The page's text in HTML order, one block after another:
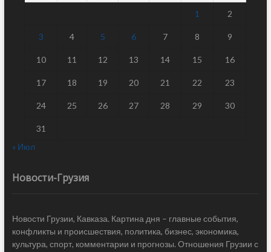
1 2
3 4 5 6 7 8 9
10 11 12 13 14 15 16
17 18 19 20 21 22 23
24 25 26 27 28 29 30
31
« Июл
Новости-Грузия
Новости Грузии, Кавказа. Картина дня – главные события,
конфликты и происшествия, политика, бизнес, экономика,
культура, спорт, комментарии и прогнозы. Отношения Грузии с